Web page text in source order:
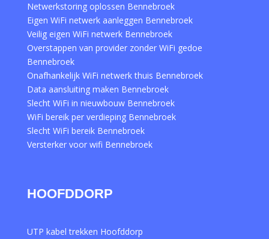
Netwerkstoring oplossen Bennebroek
Eigen WiFi netwerk aanleggen Bennebroek
Veilig eigen WiFi netwerk Bennebroek
Overstappen van provider zonder WiFi gedoe
Bennebroek
Onafhankelijk WiFi netwerk thuis Bennebroek
Data aansluiting maken Bennebroek
Slecht WiFi in nieuwbouw Bennebroek
WiFi bereik per verdieping Bennebroek
Slecht WiFi bereik Bennebroek
Versterker voor wifi Bennebroek
HOOFDDORP
UTP kabel trekken Hoofddorp